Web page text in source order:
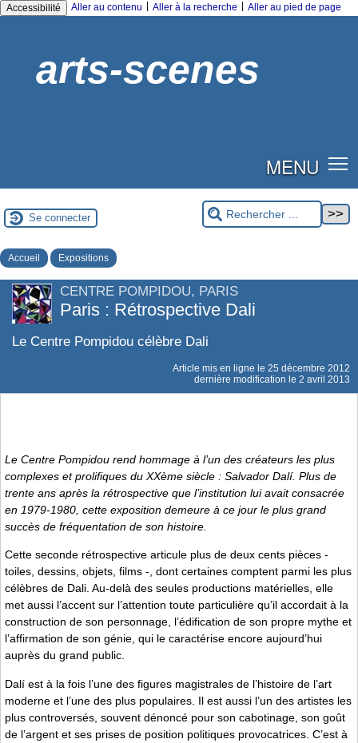
Accessibilité Aller au contenu Aller à la recherche Aller au pied de page
arts-scenes
MENU
Se connecter
Accueil Expositions
CENTRE POMPIDOU, PARIS
Paris : Rétrospective Dali
Le Centre Pompidou célèbre Dali
Article mis en ligne le 25 décembre 2012
dernière modification le 2 avril 2013
Le Centre Pompidou rend hommage à l’un des créateurs les plus
complexes et prolifiques du XXème siècle : Salvador Dalí. Plus de
trente ans après la rétrospective que l’institution lui avait consacrée
en 1979-1980, cette exposition demeure à ce jour le plus grand
succès de fréquentation de son histoire.
Cette seconde rétrospective articule plus de deux cents pièces -
toiles, dessins, objets, films -, dont certaines comptent parmi les plus
célèbres de Dali. Au-delà des seules productions matérielles, elle
met aussi l’accent sur l’attention toute particulière qu’il accordait à la
construction de son personnage, l’édification de son propre mythe et
l’affirmation de son génie, qui le caractérise encore aujourd’hui
auprès du grand public.
Dalí est à la fois l’une des figures magistrales de l’histoire de l’art
moderne et l’une des plus populaires. Il est aussi l’un des artistes les
plus controversés, souvent dénoncé pour son cabotinage, son goût
de l’argent et ses prises de position politiques provocatrices. C’est à